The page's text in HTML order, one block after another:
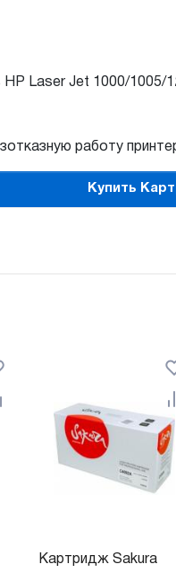
Laser Jet 1000/1005/
работу
Купить
Картридж Sakura